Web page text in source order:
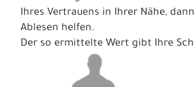
Ihres Vertrauens in Ihrer Nähe,
Ablesen helfen.
Der so ermittelte Wert gibt Ihre